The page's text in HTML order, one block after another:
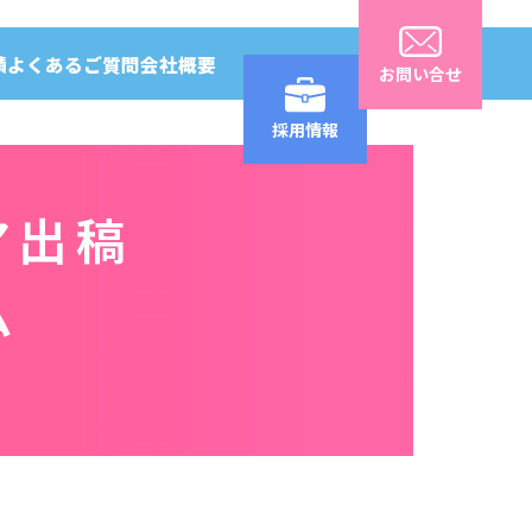
よくあるご質問会社概要
採用情報
お問い合せ
稿